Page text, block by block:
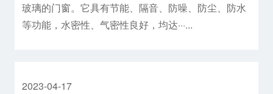
玻璃的门窗。它具有节能、隔音、防噪、防尘、防水
等功能，水密性、气密性良好，均达···...
2023-04-17